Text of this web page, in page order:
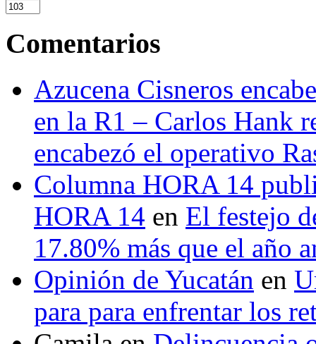
Comentarios
Azucena Cisneros
en la R1 – Carlos Hank
encabezó el operativo
Columna HORA 14
HORA 14 en El festejo
17.80% más que el año
Opinión de Yucatán en
para para enfrentar los